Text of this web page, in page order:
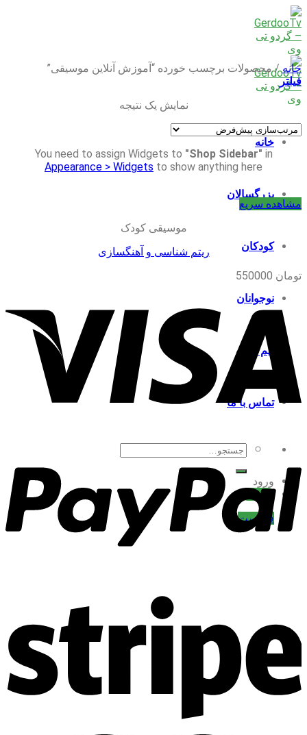
Skip
to
content
خانه
بزرگسالان
کودکان
نوجوانان
تیم گردو
تماس با ما
جستجو
برای:
ورود
ثبت نام
فهرست
خانه /محصولات برچسب خورده “آموزش آنلاین موسیقی”
فیلتر
نمایش یک نتیجه
You need to assign Widgets to "Shop Sidebar" in
Appearance > Widgets to show anything here
مشاهده سریع
موسیقی کودک
ریتم شناسی و آهنگسازی
تومان